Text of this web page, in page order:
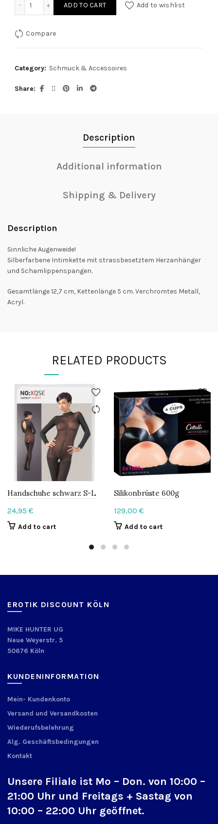
ADD TO CART Add to wishlist
Compare
Category: Schmuck & Accessoires
Share
Description
Additional information
Shipping & Delivery
Description
Sinnliche Augenweide!
Silberfarbene Intimkette mit strassbesetztem Herzanhänger
und Schamlippenspangen.
Gesamtlänge 12,7 cm, Kettenlänge 5 cm. Verchromtes Metall,
Acryl.
RELATED PRODUCTS
Handschuhe schwarz S-L
24,95 €
Add to cart
Silikonbrüste 600g
129,00 €
Add to cart
EROTIK DISCOUNT KÖLN
MIKE HUNTER UG
Neue Weyerstr. 5
50676 Köln
KUNDENINFORMATION
Mein- Kundenkonto
Versand und Versandkosten
Wiederufsbelehrung
Alg. Geschäftsbedingungen
Kontakt
Unsere Filiale ist Mo – Don. von 10:00 –
21:00 Uhr und Freitags + Sastag von
10:00 – 22:00 Uhr geöffnet.